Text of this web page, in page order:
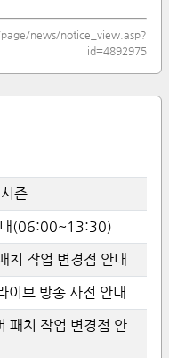
news/notice_view.asp?
id=4892975
즌
내(06:00~13:30)
치 작업 변경점 안내
이브 방송 사전 안내
패치 작업 변경점 안